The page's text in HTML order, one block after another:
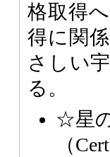
格取得
得に関
さしい
る。
☆星
（